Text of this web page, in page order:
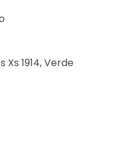
1914, Verde